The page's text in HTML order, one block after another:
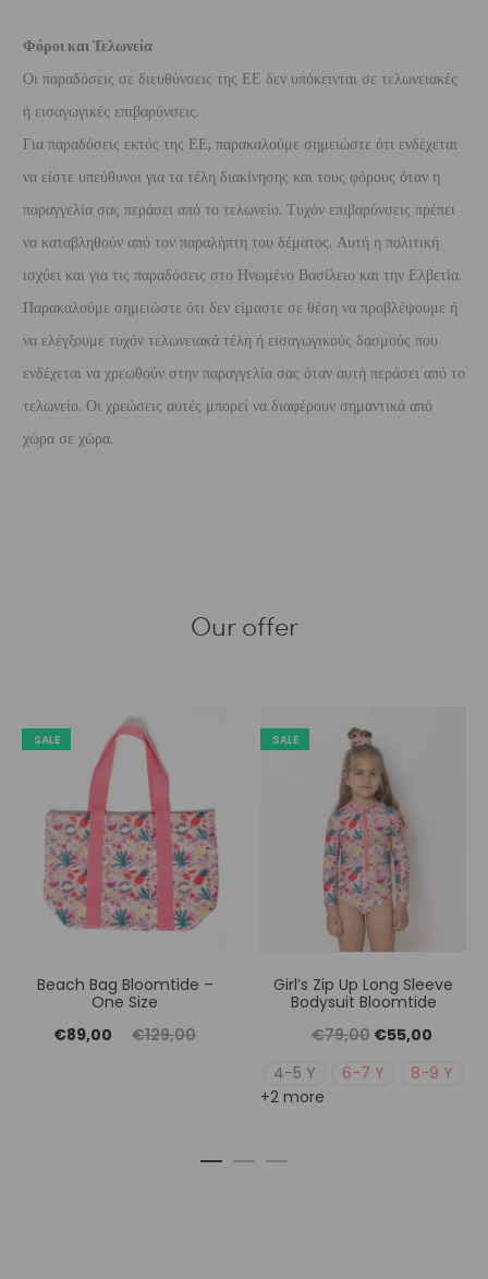
Φόροι και Τελωνεία
Οι παραδόσεις σε διευθύνσεις της ΕΕ δεν υπόκεινται σε τελωνειακές
ή εισαγωγικές επιβαρύνσεις.
Για παραδόσεις εκτός της ΕΕ, παρακαλούμε σημειώστε ότι ενδέχεται
να είστε υπεύθυνοι για τα τέλη διακίνησης και τους φόρους όταν η
παραγγελία σας περάσει από το τελωνείο. Τυχόν επιβαρύνσεις πρέπει
να καταβληθούν από τον παραλήπτη του δέματος. Αυτή η πολιτική
ισχύει και για τις παραδόσεις στο Ηνωμένο Βασίλειο και την Ελβετία.
Παρακαλούμε σημειώστε ότι δεν είμαστε σε θέση να προβλέψουμε ή
να ελέγξουμε τυχόν τελωνειακά τέλη ή εισαγωγικούς δασμούς που
ενδέχεται να χρεωθούν στην παραγγελία σας όταν αυτή περάσει από το
τελωνείο. Οι χρεώσεις αυτές μπορεί να διαφέρουν σημαντικά από
χώρα σε χώρα.
Our offer
SALE
Beach Bag Bloomtide –
One Size
€129,00
Original
€89,00
SALE
Girl’s Zip Up Long Sleeve
Bodysuit Bloomtide
€79,00 Original
price
€55,00Η
4-5 Y 6-7 Y
8-9 Y
+2 more